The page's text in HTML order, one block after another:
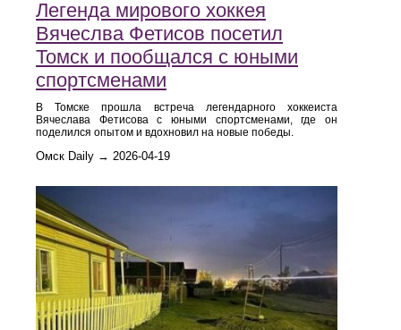
Легенда мирового хоккея
Вячеслва Фетисов посетил
Томск и пообщался с юными
спортсменами
В Томске прошла встреча легендарного хоккеиста
Вячеслава Фетисова с юными спортсменами, где он
поделился опытом и вдохновил на новые победы.
Омск Daily → 2026-04-19